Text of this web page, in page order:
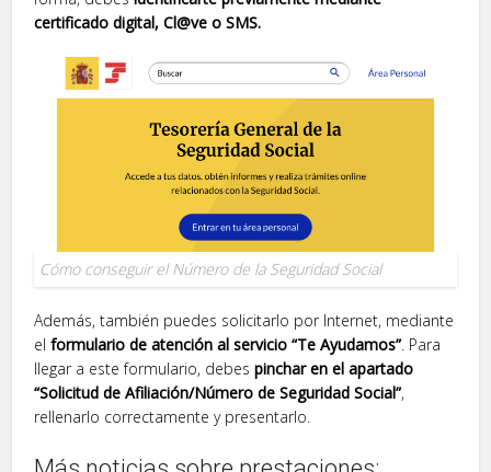
certificado digital, Cl@ve o SMS.
Cómo conseguir el Número de la Seguridad Social
Además, también puedes solicitarlo por Internet, mediante
elformulario de atención al servicio “Te Ayudamos”. Para
llegar a este formulario, debespinchar en el apartado
“Solicitud de Afiliación/Número de Seguridad Social”,
rellenarlo correctamente y presentarlo.